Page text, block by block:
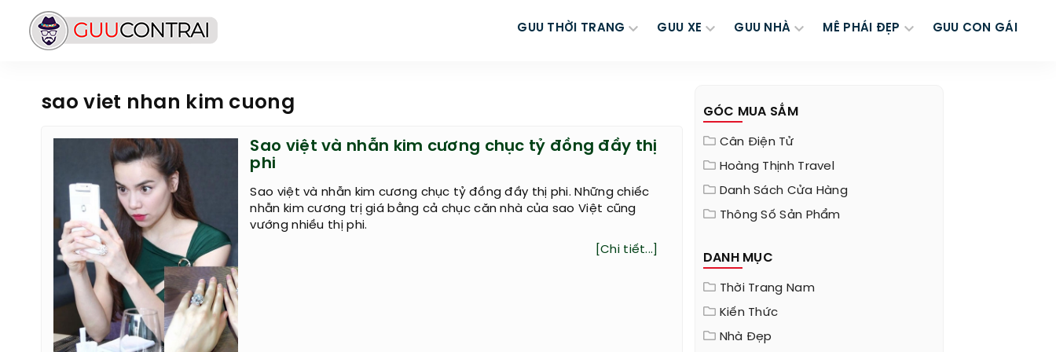
GUU THỜI TRANG GUU XE GUU NHÀ MÊ PHÁI ĐẸP GUU CON GÁI
sao viet nhan kim cuong
Sao việt và nhẫn kim cương chục tỷ đồng đầy thị
phi
Sao việt và nhẫn kim cương chục tỷ đồng đầy thị phi. Những chiếc
nhẫn kim cương trị giá bằng cả chục căn nhà của sao Việt cũng
vướng nhiều thị phi.
[Chi tiết...]
GÓC MUA SẮM
Cân Điện Tử
Hoàng Thịnh Travel
Danh Sách Cửa Hàng
Thông Số Sản Phẩm
DANH MỤC
Thời Trang Nam
Kiến Thức
Nhà Đẹp